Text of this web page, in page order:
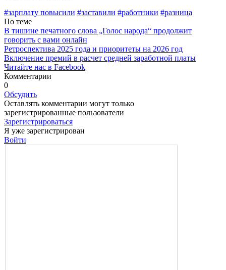
#зарплату повысили #заставили #работники #разница
По теме
В тишине печатного слова „Голос народа“ продолжит
говорить с вами онлайн
Ретроспектива 2025 года и приоритеты на 2026 год
Включение премий в расчет средней заработной платы
Читайте нас в Facebook
Комментарии
0
Обсудить
Оставлять комментарии могут только
зарегистрированные пользователи
Зарегистрироваться
Я уже зарегистрирован
Войти